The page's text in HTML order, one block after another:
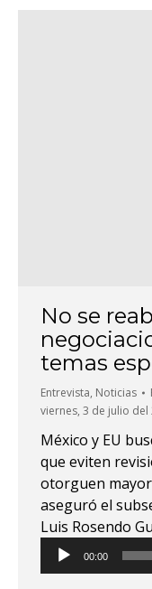
No se
temas
Entrevista, Noticias
viernes, 3 de julio del
México y EU
que eviten
otorguen
aseguró el
Luis Rosendo
Reproductor
de
00:00